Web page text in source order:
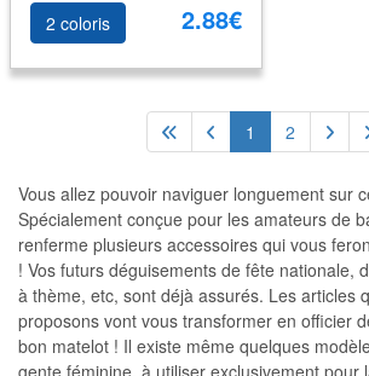
2 coloris 2.88€
1 2
Vous allez pouvoir naviguer longuement sur
Spécialement conçue pour les amateurs de
renferme plusieurs accessoires qui vous
! Vos futurs déguisements de fête nationale,
à thème, etc, sont déjà assurés. Les articles
proposons vont vous transformer en officier
bon matelot ! Il existe même quelques
gente féminine, à utiliser exclusivement pour